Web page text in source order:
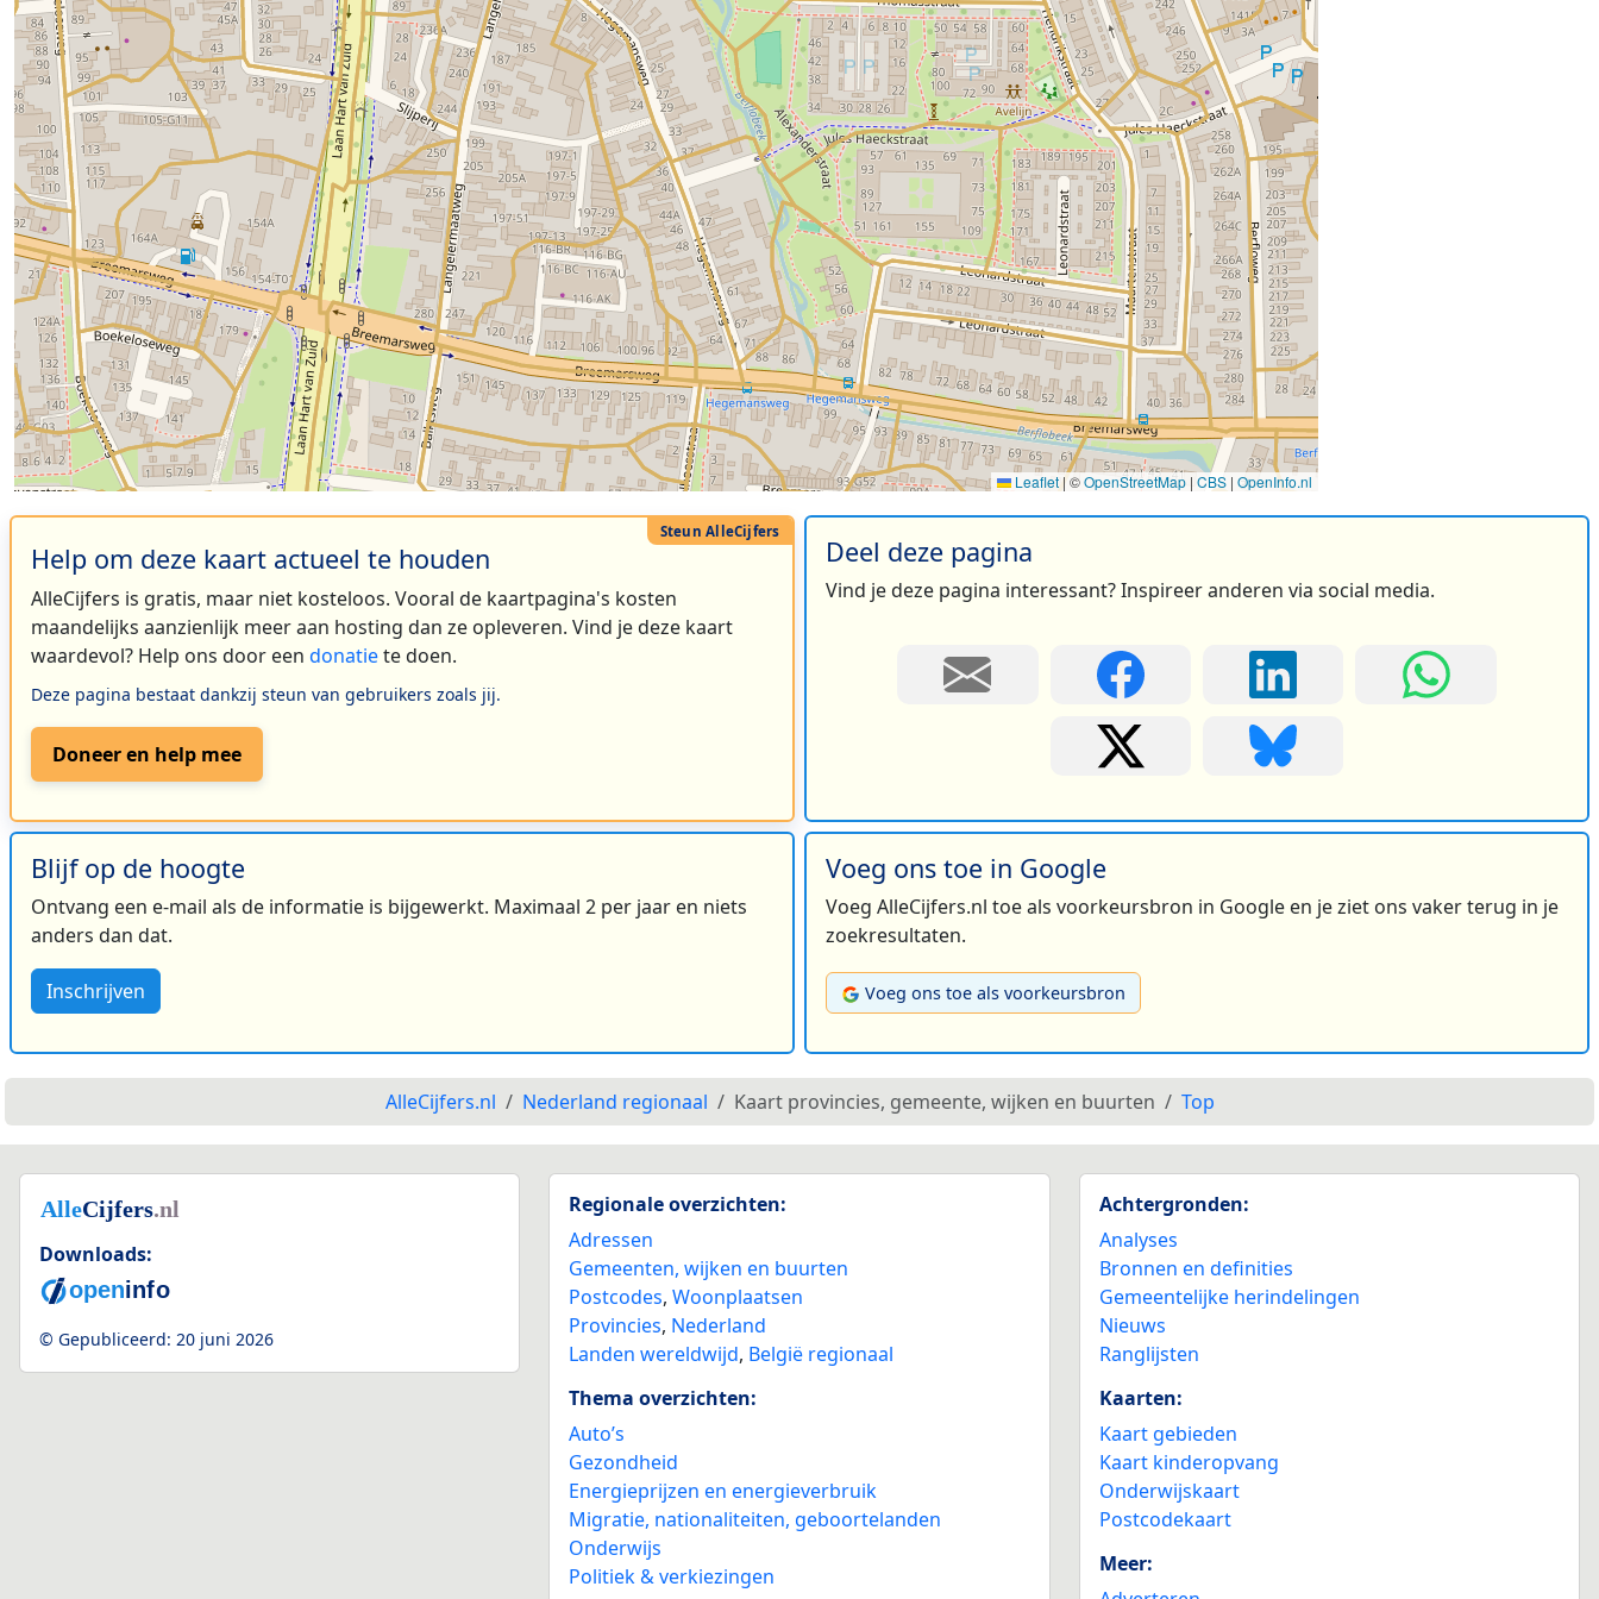
Leaflet | ©OpenStreetMap | CBS | OpenInfo.nl
Help om deze kaart actueel te houden
AlleCijfers is gratis, maar niet kosteloos. Vooral de kaartpagina's kosten
maandelijks aanzienlijk meer aan hosting dan ze opleveren. Vind je deze kaart
waardevol? Help ons door een donatiete doen.
Deze pagina bestaat dankzij steun van gebruikers zoals jij.
Doneer en help mee
Deel deze pagina
Vind je deze pagina interessant? Inspireer anderen via social media.
Blijf op de hoogte
Ontvang een e-mail als de informatie is bijgewerkt. Maximaal 2 per jaar en niets
anders dan dat.
Inschrijven
Voeg ons toe in Google
Voeg AlleCijfers.nl toe als voorkeursbron in Google en je ziet ons vaker terug in je
zoekresultaten.
Voeg ons toe als voorkeursbron
AlleCijfers.nl Nederland regionaal Kaart provincies, gemeente, wijken en buurten Top
Downloads:
© Gepubliceerd: 20 juni 2026
Regionale overzichten:
Adressen
Gemeenten, wijken en buurten
Postcodes,Woonplaatsen
Provincies, Nederland
Landen wereldwijd, België regionaal
Thema overzichten:
Auto’s
Gezondheid
Energieprijzen en energieverbruik
Migratie, nationaliteiten, geboortelanden
Onderwijs
Politiek & verkiezingen
Achtergronden:
Analyses
Bronnen en definities
Gemeentelijke herindelingen
Nieuws
Ranglijsten
Kaarten:
Kaart gebieden
Kaart kinderopvang
Onderwijskaart
Postcodekaart
Meer: